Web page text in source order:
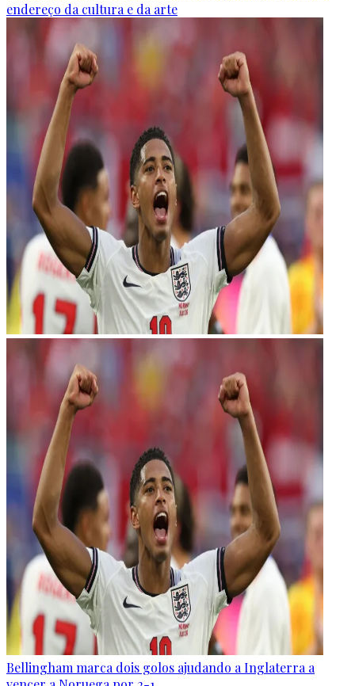
endereço da cultura e da arte
Bellingham marca dois golos ajudando a Inglaterra a